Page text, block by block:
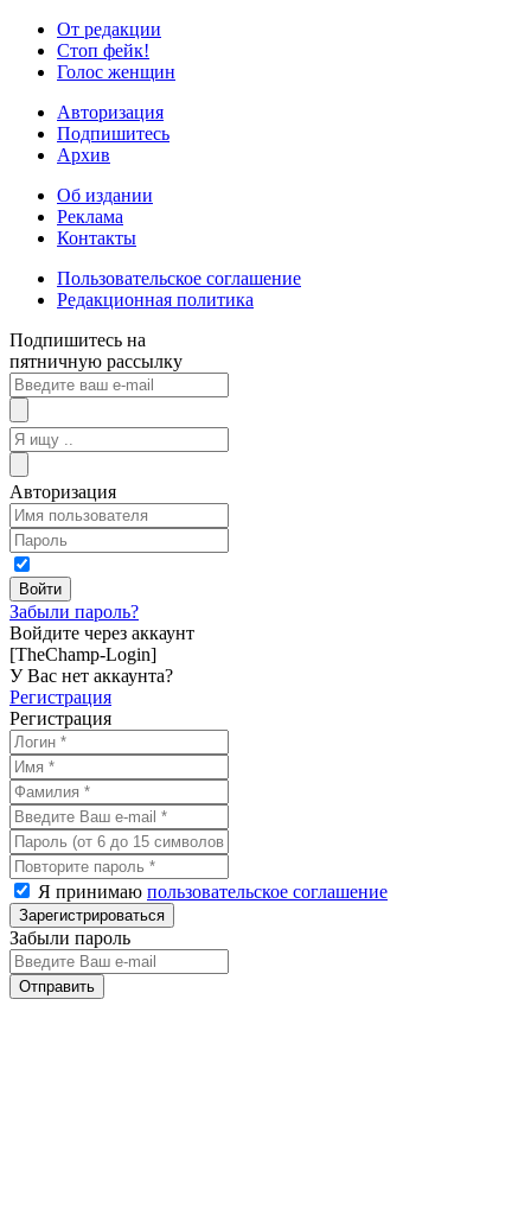
От редакции
Стоп фейк!
Голос женщин
Авторизация
Подпишитесь
Архив
Об издании
Реклама
Контакты
Пользовательское соглашение
Редакционная политика
Подпишитесь на
пятничную рассылку
Авторизация
Забыли пароль?
Войдите через аккаунт
[TheChamp-Login]
У Вас нет аккаунта?
Регистрация
Регистрация
Я принимаю пользовательское соглашение
Забыли пароль